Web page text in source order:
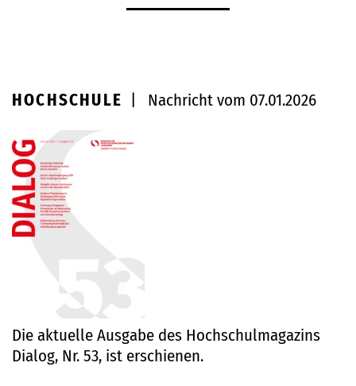
HOCHSCHULE Nachricht vom 07.01.2026
Die aktuelle Ausgabe des Hochschulmagazins
Dialog, Nr. 53, ist erschienen.